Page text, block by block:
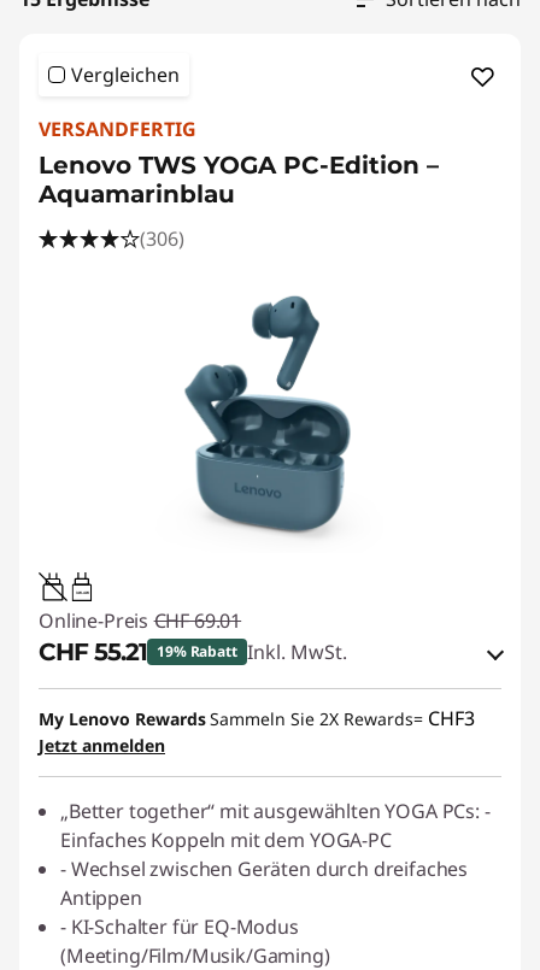
Vergleichen
VERSANDFERTIG
Lenovo TWS YOGA PC-Edition –
Aquamarinblau
(306)
3W-4W
Online-Preis CHF 69.01
CHF 55.21 19% Rabatt Inkl. MwSt.
eCoupon-Rabatt :-CHF 13.80
eCoupon :SALES
My Lenovo RewardsSammeln Sie 2X Rewards= CHF3
Jetzt anmelden
„Better together“ mit ausgewählten YOGA PCs: -
Einfaches Koppeln mit dem YOGA-PC
- Wechsel zwischen Geräten durch dreifaches
Antippen
- KI-Schalter für EQ-Modus
(Meeting/Film/Musik/Gaming)